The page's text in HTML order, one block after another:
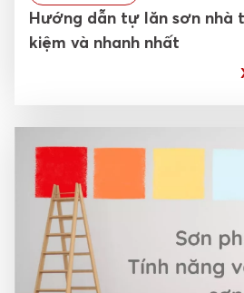
Hướng dẫn tự lăn sơn nhà
kiệm và nhanh nhất